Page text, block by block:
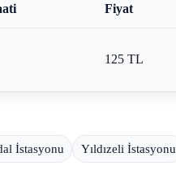
Fiyat
125 TL
İstasyonu Yıldızeli İstasyonu